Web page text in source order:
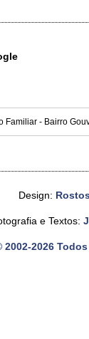
Design:
e Textos:
2026